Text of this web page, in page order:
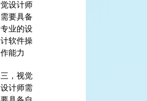
觉设计师
需要具备
专业的设
计软件操
作能力
三，视觉
设计师需